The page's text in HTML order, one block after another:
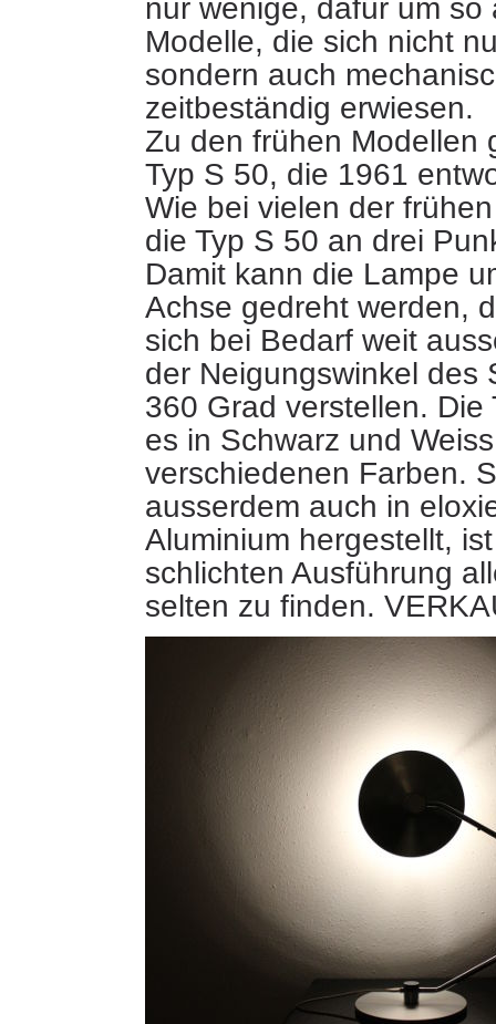
nur wenige, dafür um so
Modelle, die sich nicht
sondern auch
zeitbeständig erwiesen.
Zu den frühen Modellen
Typ S 50, die 1961
Wie bei vielen der
die Typ S 50 an drei
Damit kann die Lampe
Achse gedreht werden,
sich bei Bedarf weit
der Neigungswinkel des
360 Grad verstellen. Die
es in Schwarz und
verschiedenen Farben.
ausserdem auch in
Aluminium hergestellt,
schlichten Ausführung
selten zu finden.